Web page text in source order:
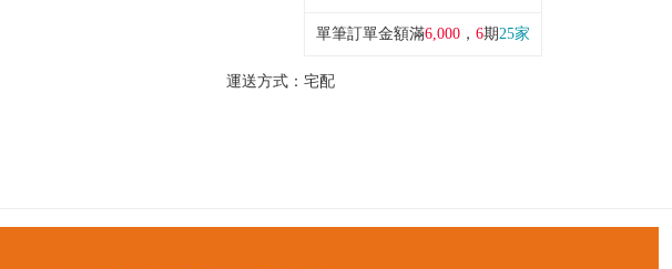
單筆訂單金額滿6,000 ， 6期25家
運送方式： 宅配